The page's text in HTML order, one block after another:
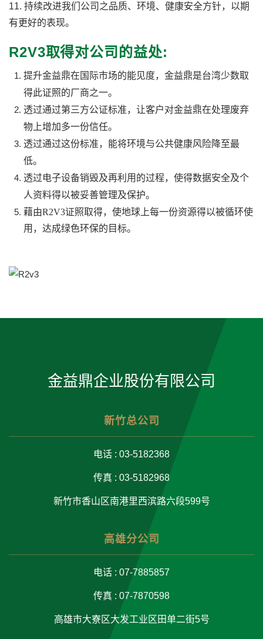
11. 持续改进我们公司之品质、环境、健康安全方针，以期
有更好的表现。
R2V3取得对公司的益处:
提升金益鼎在国际市场的能见度，金益鼎是台湾少数取
得此证照的厂商之一。
透过通过第三方公证标准，让客户对金益鼎在处理废弃
物上增加多一份信任。
透过通过这份标准，能将环境与公共健康风险降至最
低。
透过电子设备销毁及再利用的过程，使得数据安全及个
人资料得以被妥善管理及保护。
藉由R2V3证照取得，使地球上每一份资源得以被循环使
用，达成绿色环保的目标。
金益鼎企业股份有限公司
新竹总公司
电话 : 03-5182368
传真 : 03-5182968
新竹市香山区南港里西滨路六段599号
高雄分公司
电话 : 07-7885857
传真 : 07-7870598
高雄市大寮区大发工业区田单二街5号